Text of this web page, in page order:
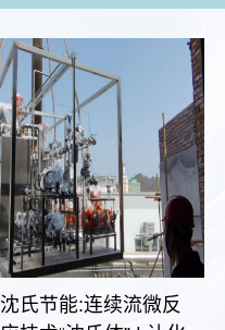
沈氏节能:连续流微反